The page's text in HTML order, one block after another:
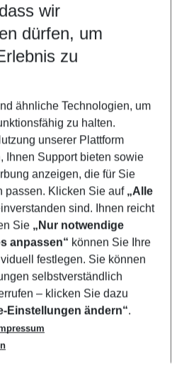
5-8 Nächte
Kinder
anzeigen
wir
dürfen, um
zu
ähnliche Technologien, um
zu halten.
unserer Plattform
Ihnen Support bieten sowie
anzeigen, die für Sie
passen. Klicken Sie auf „Alle
sind. Ihnen reicht
Sie „Nur notwendige
anpassen“ können Sie Ihre
festlegen. Sie können
selbstverständlich
– klicken Sie dazu
Einstellungen ändern“.